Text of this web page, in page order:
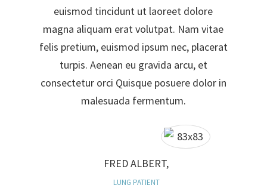
euismod tincidunt ut laoreet dolore
magna aliquam erat volutpat. Nam vitae
felis pretium, euismod ipsum nec, placerat
turpis. Aenean eu gravida arcu, et
consectetur orci Quisque posuere dolor in
malesuada fermentum.
FRED ALBERT,
LUNG PATIENT
FRED ALBERT,
HEART PATIENT